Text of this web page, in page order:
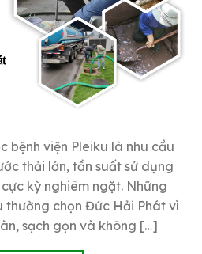
bệnh viện Pleiku là nhu cầu
thải lớn, tần suất sử dụng
kỳ nghiêm ngặt. Những
thường chọn Đức Hải Phát vì
sạch gọn và không […]